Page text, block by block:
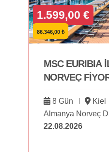
1.599,00 €
86.346,00 ₺
MSC EURIBIA
NORVEÇ
AĞUSTOS
8 Gün
Kiel
Almanya Norveç
22.08.2026